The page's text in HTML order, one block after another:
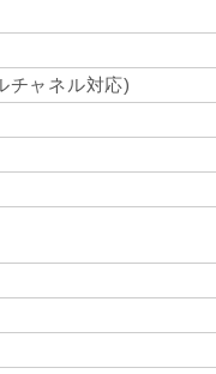
チャネル対応)